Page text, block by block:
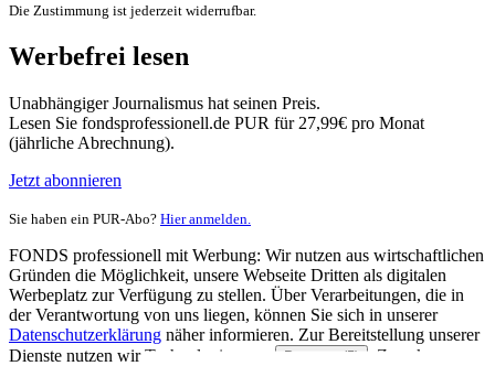
Die Zustimmung ist jederzeit widerrufbar.
Werbefrei lesen
Unabhängiger Journalismus hat seinen Preis.
Lesen Sie fondsprofessionell.de PUR für 27,99€ pro Monat
(jährliche Abrechnung).
Jetzt abonnieren
Sie haben ein PUR-Abo? Hier anmelden.
FONDS professionell mit Werbung: Wir nutzen aus wirtschaftlichen
Gründen die Möglichkeit, unsere Webseite Dritten als digitalen
Werbeplatz zur Verfügung zu stellen. Über Verarbeitungen, die in
der Verantwortung von uns liegen, können Sie sich in unserer
Datenschutzerklärung näher informieren. Zur Bereitstellung unserer
Dienste nutzen wir Technologien von
Partnern (5)
. Zwecke: